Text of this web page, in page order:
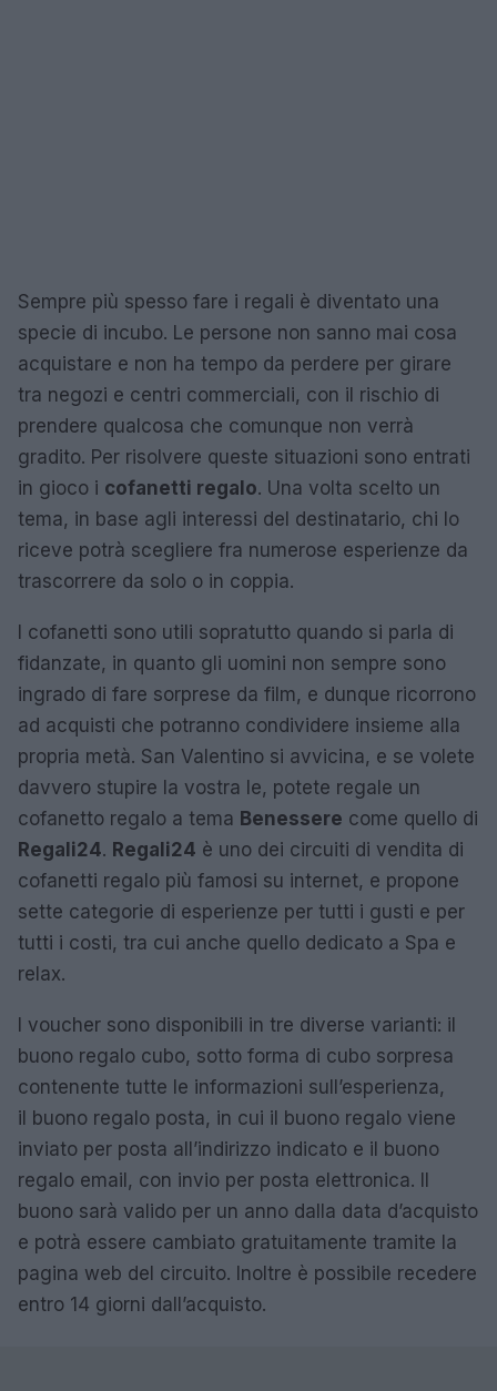
Sempre più spesso fare i regali è diventato una
specie di incubo. Le persone non sanno mai cosa
acquistare e non ha tempo da perdere per girare
tra negozi e centri commerciali, con il rischio di
prendere qualcosa che comunque non verrà
gradito. Per risolvere queste situazioni sono entrati
in gioco i cofanetti regalo. Una volta scelto un
tema, in base agli interessi del destinatario, chi lo
riceve potrà scegliere fra numerose esperienze da
trascorrere da solo o in coppia.
I cofanetti sono utili sopratutto quando si parla di
fidanzate, in quanto gli uomini non sempre sono
ingrado di fare sorprese da film, e dunque ricorrono
ad acquisti che potranno condividere insieme alla
propria metà. San Valentino si avvicina, e se volete
davvero stupire la vostra le, potete regale un
cofanetto regalo a tema Benessere come quello di
Regali24. Regali24 è uno dei circuiti di vendita di
cofanetti regalo più famosi su internet, e propone
sette categorie di esperienze per tutti i gusti e per
tutti i costi, tra cui anche quello dedicato a Spa e
relax.
I voucher sono disponibili in tre diverse varianti: il
buono regalo cubo, sotto forma di cubo sorpresa
contenente tutte le informazioni sull’esperienza,
il buono regalo posta, in cui il buono regalo viene
inviato per posta all’indirizzo indicato e il buono
regalo email, con invio per posta elettronica. Il
buono sarà valido per un anno dalla data d’acquisto
e potrà essere cambiato gratuitamente tramite la
pagina web del circuito. Inoltre è possibile recedere
entro 14 giorni dall’acquisto.